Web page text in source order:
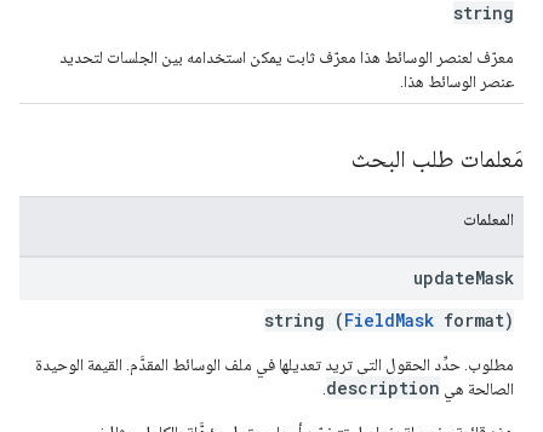
string
معرّف لعنصر الوسائط هذا معرّف ثابت يمكن استخدامه بين الجلسات لتحديد
عنصر الوسائط هذا.
مَعلمات طلب البحث
المعلمات
updateMask
string (FieldMask format)
مطلوب. حدِّد الحقول التي تريد تعديلها في ملف الوسائط المقدَّم. القيمة الوحيدة
الصالحة هي description